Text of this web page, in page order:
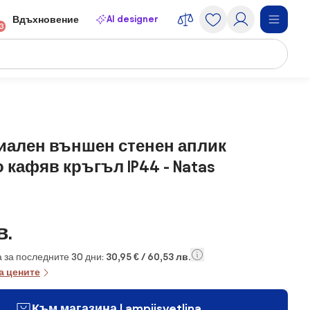
Вдъхновение AI designer
външен стенен аплик
кръгъл IP44 - Natas
последните 30 дни: 30,95 € / 60,53 лв.
цените